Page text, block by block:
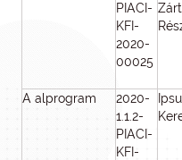
PIACI-
KFI-
2020-
00025
A alprogram
2020-
1.1.2-
PIACI-
KFI-